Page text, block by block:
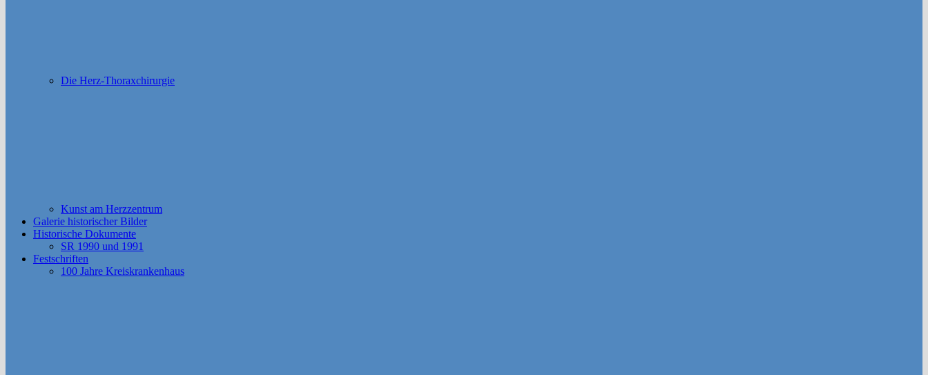
Die Herz-Thoraxchirurgie
Kunst am Herzzentrum
Galerie historischer Bilder
Historische Dokumente
SR 1990 und 1991
Festschriften
100 Jahre Kreiskrankenhaus